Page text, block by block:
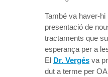
També va haver-hi
presentació de
tractaments que
esperança per a
El Dr. Vergés va
dut a terme per